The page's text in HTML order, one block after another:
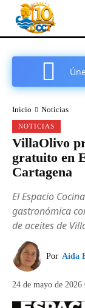
Inicio Noticias
NOTICIAS
VillaOlivo
gratuito en
Cartagena
El Espacio
gastronómica
de aceites de
Por Aida
24 de mayo de 2026